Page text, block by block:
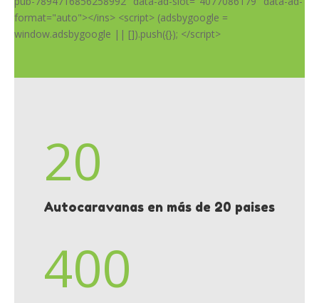
format="auto"></ins> <script> (adsbygoogle =
window.adsbygoogle || []).push({}); </script>
20
Autocaravanas en más de 20 paises
400